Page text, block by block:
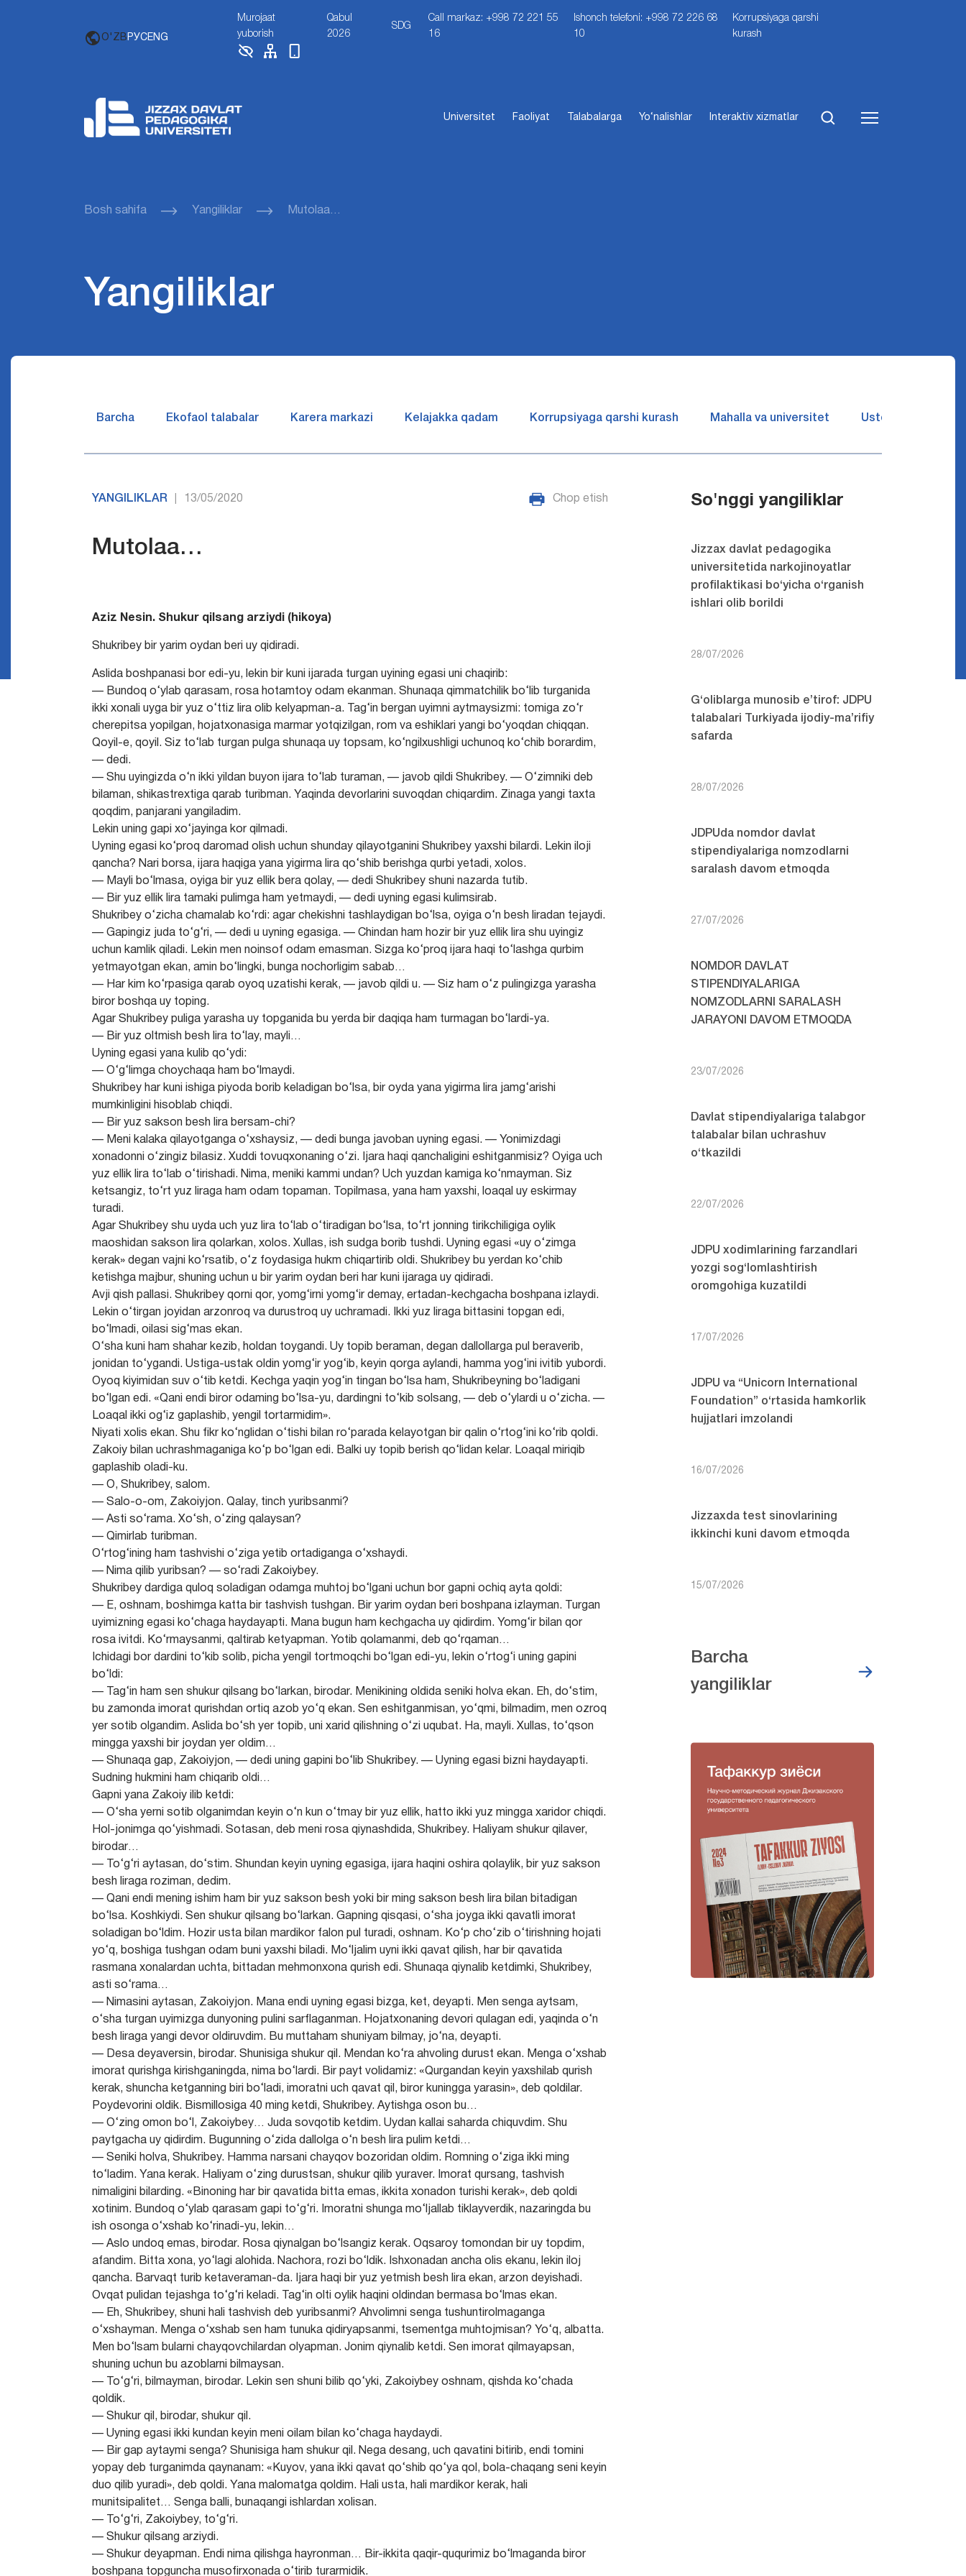
O'ZB РУСENG
Murojaat
yuborish
Qabul
2026
SDG
Call markaz: +998 72 221 55
16
Ishonch telefoni: +998 72 226 68
10
Korrupsiyaga qarshi
kurash
Universitet Faoliyat Talabalarga Yo‘nalishlar Interaktiv xizmatlar
Bosh sahifa Yangiliklar Mutolaa…
Yangiliklar
Barcha Ekofaol talabalar Karera markazi Kelajakka qadam Korrupsiyaga qarshi kurash Mahalla va universitet Ustozlar suhbatin
YANGILIKLAR 13/05/2020 Chop etish
Mutolaa…
Aziz Nesin. Shukur qilsang arziydi (hikoya)
Shukribey bir yarim oydan beri uy qidiradi.
Aslida boshpanasi bor edi-yu, lekin bir kuni ijarada turgan uyining egasi uni chaqirib:
— Bundoq o‘ylab qarasam, rosa hotamtoy odam ekanman. Shunaqa qimmatchilik bo‘lib turganida
ikki xonali uyga bir yuz o‘ttiz lira olib kelyapman-a. Tag‘in bergan uyimni aytmaysizmi: tomiga zo‘r
cherepitsa yopilgan, hojatxonasiga marmar yotqizilgan, rom va eshiklari yangi bo‘yoqdan chiqqan.
Qoyil-e, qoyil. Siz to‘lab turgan pulga shunaqa uy topsam, ko‘ngilxushligi uchunoq ko‘chib borardim,
— dedi.
— Shu uyingizda o‘n ikki yildan buyon ijara to‘lab turaman, — javob qildi Shukribey. — O‘zimniki deb
bilaman, shikastrextiga qarab turibman. Yaqinda devorlarini suvoqdan chiqardim. Zinaga yangi taxta
qoqdim, panjarani yangiladim.
Lekin uning gapi xo‘jayinga kor qilmadi.
Uyning egasi ko‘proq daromad olish uchun shunday qilayotganini Shukribey yaxshi bilardi. Lekin iloji
qancha? Nari borsa, ijara haqiga yana yigirma lira qo‘shib berishga qurbi yetadi, xolos.
— Mayli bo‘lmasa, oyiga bir yuz ellik bera qolay, — dedi Shukribey shuni nazarda tutib.
— Bir yuz ellik lira tamaki pulimga ham yetmaydi, — dedi uyning egasi kulimsirab.
Shukribey o‘zicha chamalab ko‘rdi: agar chekishni tashlaydigan bo‘lsa, oyiga o‘n besh liradan tejaydi.
— Gapingiz juda to‘g‘ri, — dedi u uyning egasiga. — Chindan ham hozir bir yuz ellik lira shu uyingiz
uchun kamlik qiladi. Lekin men noinsof odam emasman. Sizga ko‘proq ijara haqi to‘lashga qurbim
yetmayotgan ekan, amin bo‘lingki, bunga nochorligim sabab…
— Har kim ko‘rpasiga qarab oyoq uzatishi kerak, — javob qildi u. — Siz ham o‘z pulingizga yarasha
biror boshqa uy toping.
Agar Shukribey puliga yarasha uy topganida bu yerda bir daqiqa ham turmagan bo‘lardi-ya.
— Bir yuz oltmish besh lira to‘lay, mayli…
Uyning egasi yana kulib qo‘ydi:
— O‘g‘limga choychaqa ham bo‘lmaydi.
Shukribey har kuni ishiga piyoda borib keladigan bo‘lsa, bir oyda yana yigirma lira jamg‘arishi
mumkinligini hisoblab chiqdi.
— Bir yuz sakson besh lira bersam-chi?
— Meni kalaka qilayotganga o‘xshaysiz, — dedi bunga javoban uyning egasi. — Yonimizdagi
xonadonni o‘zingiz bilasiz. Xuddi tovuqxonaning o‘zi. Ijara haqi qanchaligini eshitganmisiz? Oyiga uch
yuz ellik lira to‘lab o‘tirishadi. Nima, meniki kammi undan? Uch yuzdan kamiga ko‘nmayman. Siz
ketsangiz, to‘rt yuz liraga ham odam topaman. Topilmasa, yana ham yaxshi, loaqal uy eskirmay
turadi.
Agar Shukribey shu uyda uch yuz lira to‘lab o‘tiradigan bo‘lsa, to‘rt jonning tirikchiligiga oylik
maoshidan sakson lira qolarkan, xolos. Xullas, ish sudga borib tushdi. Uyning egasi «uy o‘zimga
kerak» degan vajni ko‘rsatib, o‘z foydasiga hukm chiqartirib oldi. Shukribey bu yerdan ko‘chib
ketishga majbur, shuning uchun u bir yarim oydan beri har kuni ijaraga uy qidiradi.
Avji qish pallasi. Shukribey qorni qor, yomg‘irni yomg‘ir demay, ertadan-kechgacha boshpana izlaydi.
Lekin o‘tirgan joyidan arzonroq va durustroq uy uchramadi. Ikki yuz liraga bittasini topgan edi,
bo‘lmadi, oilasi sig‘mas ekan.
O‘sha kuni ham shahar kezib, holdan toygandi. Uy topib beraman, degan dallollarga pul beraverib,
jonidan to‘ygandi. Ustiga-ustak oldin yomg‘ir yog‘ib, keyin qorga aylandi, hamma yog‘ini ivitib yubordi.
Oyoq kiyimidan suv o‘tib ketdi. Kechga yaqin yog‘in tingan bo‘lsa ham, Shukribeyning bo‘ladigani
bo‘lgan edi. «Qani endi biror odaming bo‘lsa-yu, dardingni to‘kib solsang, — deb o‘ylardi u o‘zicha. —
Loaqal ikki og‘iz gaplashib, yengil tortarmidim».
Niyati xolis ekan. Shu fikr ko‘nglidan o‘tishi bilan ro‘parada kelayotgan bir qalin o‘rtog‘ini ko‘rib qoldi.
Zakoiy bilan uchrashmaganiga ko‘p bo‘lgan edi. Balki uy topib berish qo‘lidan kelar. Loaqal miriqib
gaplashib oladi-ku.
— O, Shukribey, salom.
— Salo-o-om, Zakoiyjon. Qalay, tinch yuribsanmi?
— Asti so‘rama. Xo‘sh, o‘zing qalaysan?
— Qimirlab turibman.
O‘rtog‘ining ham tashvishi o‘ziga yetib ortadiganga o‘xshaydi.
— Nima qilib yuribsan? — so‘radi Zakoiybey.
Shukribey dardiga quloq soladigan odamga muhtoj bo‘lgani uchun bor gapni ochiq ayta qoldi:
— E, oshnam, boshimga katta bir tashvish tushgan. Bir yarim oydan beri boshpana izlayman. Turgan
uyimizning egasi ko‘chaga haydayapti. Mana bugun ham kechgacha uy qidirdim. Yomg‘ir bilan qor
rosa ivitdi. Ko‘rmaysanmi, qaltirab ketyapman. Yotib qolamanmi, deb qo‘rqaman…
Ichidagi bor dardini to‘kib solib, picha yengil tortmoqchi bo‘lgan edi-yu, lekin o‘rtog‘i uning gapini
bo‘ldi:
— Tag‘in ham sen shukur qilsang bo‘larkan, birodar. Menikining oldida seniki holva ekan. Eh, do‘stim,
bu zamonda imorat qurishdan ortiq azob yo‘q ekan. Sen eshitganmisan, yo‘qmi, bilmadim, men ozroq
yer sotib olgandim. Aslida bo‘sh yer topib, uni xarid qilishning o‘zi uqubat. Ha, mayli. Xullas, to‘qson
mingga yaxshi bir joydan yer oldim…
— Shunaqa gap, Zakoiyjon, — dedi uning gapini bo‘lib Shukribey. — Uyning egasi bizni haydayapti.
Sudning hukmini ham chiqarib oldi…
Gapni yana Zakoiy ilib ketdi:
— O‘sha yerni sotib olganimdan keyin o‘n kun o‘tmay bir yuz ellik, hatto ikki yuz mingga xaridor chiqdi.
Hol-jonimga qo‘yishmadi. Sotasan, deb meni rosa qiynashdida, Shukribey. Haliyam shukur qilaver,
birodar…
— To‘g‘ri aytasan, do‘stim. Shundan keyin uyning egasiga, ijara haqini oshira qolaylik, bir yuz sakson
besh liraga roziman, dedim.
— Qani endi mening ishim ham bir yuz sakson besh yoki bir ming sakson besh lira bilan bitadigan
bo‘lsa. Koshkiydi. Sen shukur qilsang bo‘larkan. Gapning qisqasi, o‘sha joyga ikki qavatli imorat
soladigan bo‘ldim. Hozir usta bilan mardikor falon pul turadi, oshnam. Ko‘p cho‘zib o‘tirishning hojati
yo‘q, boshiga tushgan odam buni yaxshi biladi. Mo‘ljalim uyni ikki qavat qilish, har bir qavatida
rasmana xonalardan uchta, bittadan mehmonxona qurish edi. Shunaqa qiynalib ketdimki, Shukribey,
asti so‘rama…
— Nimasini aytasan, Zakoiyjon. Mana endi uyning egasi bizga, ket, deyapti. Men senga aytsam,
o‘sha turgan uyimizga dunyoning pulini sarflaganman. Hojatxonaning devori qulagan edi, yaqinda o‘n
besh liraga yangi devor oldiruvdim. Bu muttaham shuniyam bilmay, jo‘na, deyapti.
— Desa deyaversin, birodar. Shunisiga shukur qil. Mendan ko‘ra ahvoling durust ekan. Menga o‘xshab
imorat qurishga kirishganingda, nima bo‘lardi. Bir payt volidamiz: «Qurgandan keyin yaxshilab qurish
kerak, shuncha ketganning biri bo‘ladi, imoratni uch qavat qil, biror kuningga yarasin», deb qoldilar.
Poydevorini oldik. Bismillosiga 40 ming ketdi, Shukribey. Aytishga oson bu…
— O‘zing omon bo‘l, Zakoiybey… Juda sovqotib ketdim. Uydan kallai saharda chiquvdim. Shu
paytgacha uy qidirdim. Bugunning o‘zida dallolga o‘n besh lira pulim ketdi…
— Seniki holva, Shukribey. Hamma narsani chayqov bozoridan oldim. Romning o‘ziga ikki ming
to‘ladim. Yana kerak. Haliyam o‘zing durustsan, shukur qilib yuraver. Imorat qursang, tashvish
nimaligini bilarding. «Binoning har bir qavatida bitta emas, ikkita xonadon turishi kerak», deb qoldi
xotinim. Bundoq o‘ylab qarasam gapi to‘g‘ri. Imoratni shunga mo‘ljallab tiklayverdik, nazaringda bu
ish osonga o‘xshab ko‘rinadi-yu, lekin…
— Aslo undoq emas, birodar. Rosa qiynalgan bo‘lsangiz kerak. Oqsaroy tomondan bir uy topdim,
afandim. Bitta xona, yo‘lagi alohida. Nachora, rozi bo‘ldik. Ishxonadan ancha olis ekanu, lekin iloj
qancha. Barvaqt turib ketaveraman-da. Ijara haqi bir yuz yetmish besh lira ekan, arzon deyishadi.
Ovqat pulidan tejashga to‘g‘ri keladi. Tag‘in olti oylik haqini oldindan bermasa bo‘lmas ekan.
— Eh, Shukribey, shuni hali tashvish deb yuribsanmi? Ahvolimni senga tushuntirolmaganga
o‘xshayman. Menga o‘xshab sen ham tunuka qidiryapsanmi, tsementga muhtojmisan? Yo‘q, albatta.
Men bo‘lsam bularni chayqovchilardan olyapman. Jonim qiynalib ketdi. Sen imorat qilmayapsan,
shuning uchun bu azoblarni bilmaysan.
— To‘g‘ri, bilmayman, birodar. Lekin sen shuni bilib qo‘yki, Zakoiybey oshnam, qishda ko‘chada
qoldik.
— Shukur qil, birodar, shukur qil.
— Uyning egasi ikki kundan keyin meni oilam bilan ko‘chaga haydaydi.
— Bir gap aytaymi senga? Shunisiga ham shukur qil. Nega desang, uch qavatini bitirib, endi tomini
yopay deb turganimda qaynanam: «Kuyov, yana ikki qavat qo‘shib qo‘ya qol, bola-chaqang seni keyin
duo qilib yuradi», deb qoldi. Yana malomatga qoldim. Hali usta, hali mardikor kerak, hali
munitsipalitet… Senga balli, bunaqangi ishlardan xolisan.
— To‘g‘ri, Zakoiybey, to‘g‘ri.
— Shukur qilsang arziydi.
— Shukur deyapman. Endi nima qilishga hayronman… Bir-ikkita qaqir-ququrimiz bo‘lmaganda biror
boshpana topguncha musofirxonada o‘tirib turarmidik.
So'nggi yangiliklar
Jizzax davlat pedagogika
universitetida narkojinoyatlar
profilaktikasi bo‘yicha o‘rganish
ishlari olib borildi
28/07/2026
G‘oliblarga munosib e’tirof: JDPU
talabalari Turkiyada ijodiy-ma’rifiy
safarda
28/07/2026
JDPUda nomdor davlat
stipendiyalariga nomzodlarni
saralash davom etmoqda
27/07/2026
NOMDOR DAVLAT
STIPENDIYALARIGA
NOMZODLARNI SARALASH
JARAYONI DAVOM ETMOQDA
23/07/2026
Davlat stipendiyalariga talabgor
talabalar bilan uchrashuv
o‘tkazildi
22/07/2026
JDPU xodimlarining farzandlari
yozgi sog‘lomlashtirish
oromgohiga kuzatildi
17/07/2026
JDPU va “Unicorn International
Foundation” o‘rtasida hamkorlik
hujjatlari imzolandi
16/07/2026
Jizzaxda test sinovlarining
ikkinchi kuni davom etmoqda
15/07/2026
Barcha
yangiliklar